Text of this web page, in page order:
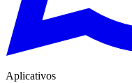
Aplicativos